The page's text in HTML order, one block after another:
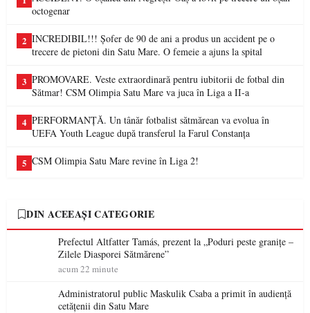
octogenar
2 INCREDIBIL!!! Șofer de 90 de ani a produs un accident pe o
trecere de pietoni din Satu Mare. O femeie a ajuns la spital
3 PROMOVARE. Veste extraordinară pentru iubitorii de fotbal din
Sătmar! CSM Olimpia Satu Mare va juca în Liga a II-a
4 PERFORMANȚĂ. Un tânăr fotbalist sătmărean va evolua în
UEFA Youth League după transferul la Farul Constanța
5 CSM Olimpia Satu Mare revine în Liga 2!
DIN ACEEAȘI CATEGORIE
Prefectul Altfatter Tamás, prezent la „Poduri peste granițe –
Zilele Diasporei Sătmărene”
acum 22 minute
Administratorul public Maskulik Csaba a primit în audiență
cetățenii din Satu Mare